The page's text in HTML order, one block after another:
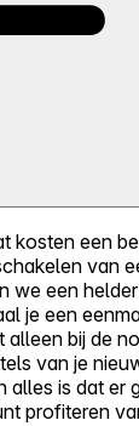
kosten een
van
we een
je een
bij de
van je
alles is dat er
profiteren